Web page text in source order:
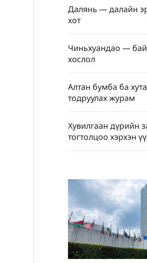
Далянь — далайн
хот
Чиньхуандао —
хослол
Алтан бумба ба
тодруулах журам
Хувилгаан дүрийн
тогтолцоо хэрхэн